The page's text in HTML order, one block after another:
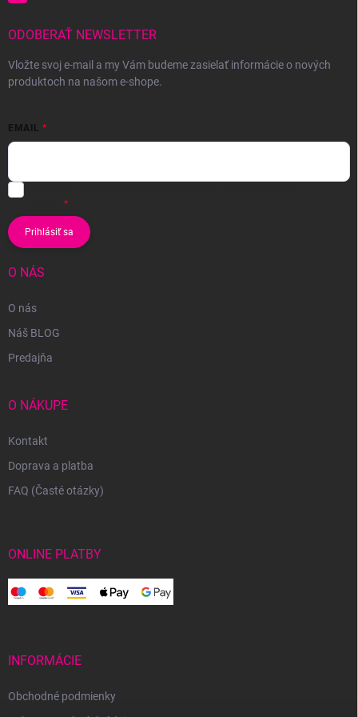
ODOBERAŤ NEWSLETTER
Vložte svoj e-mail a my Vám budeme zasielať informácie o nových
produktoch na našom e-shope.
EMAIL
Prihlásiť sa
O NÁS
O nás
Náš BLOG
Predajňa
O NÁKUPE
Kontakt
Doprava a platba
FAQ (Časté otázky)
ONLINE PLATBY
INFORMÁCIE
Obchodné podmienky